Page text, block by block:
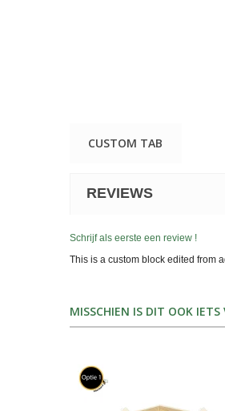
CUSTOM TAB
REVIEWS
Schrijf als eerste een review !
This is a custom block edited from
MISSCHIEN IS DIT OOK IETS